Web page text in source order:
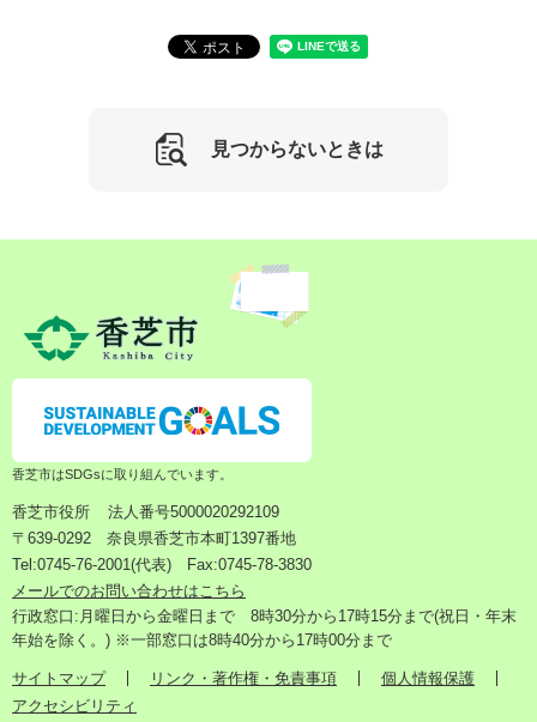
見つからないときは
香芝市はSDGsに取り組んでいます。
香芝市役所
法人番号5000020292109
〒639-0292 奈良県香芝市本町1397番地
Tel:0745-76-2001(代表) Fax:0745-78-3830
メールでのお問い合わせはこちら
行政窓口:月曜日から金曜日まで 8時30分から17時15分まで(祝日・年末
年始を除く。) ※一部窓口は8時40分から17時00分まで
サイトマップ リンク・著作権・免責事項
個人情報保護
アクセシビリティ